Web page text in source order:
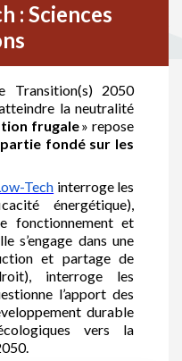
: Sciences
Transition(s) 2050
la neutralité
frugale» repose
fondé sur les
Tech interroge les
énergétique),
fonctionnement et
s’engage dans une
et partage de
interroge les
l’apport des
durable
vers la